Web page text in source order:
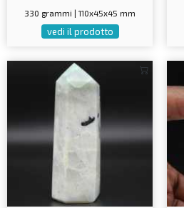
330 grammi | 110x45x45 mm
vedi il prodotto